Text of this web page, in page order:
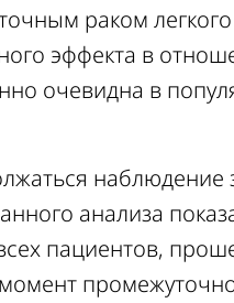
раком
эффекта в
очевидна в
анализа
пациентов,